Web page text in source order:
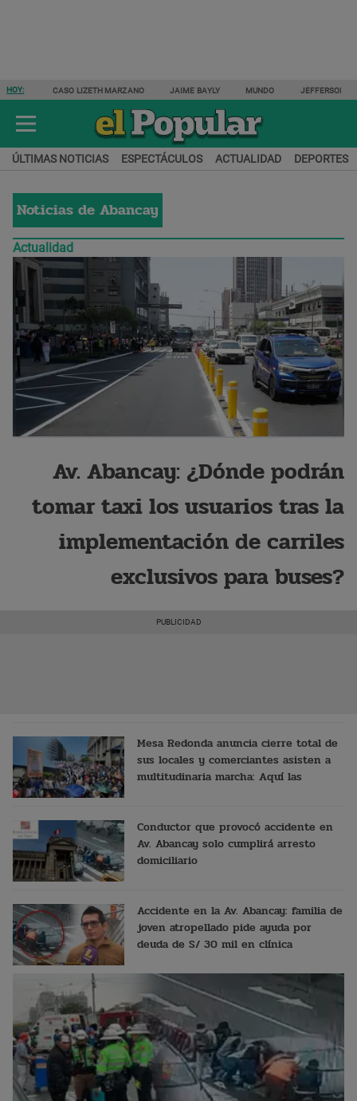
HOY: CASO LIZETH MARZANO JAIME BAYLY MUNDO JEFFERSON
ÚLTIMAS NOTICIAS ESPECTÁCULOS ACTUALIDAD DEPORTES
Noticias de Abancay
Actualidad
Av. Abancay: ¿Dónde podrán
tomar taxi los usuarios tras la
implementación de carriles
exclusivos para buses?
Mesa Redonda anuncia cierre total de
sus locales y comerciantes asisten a
multitudinaria marcha: Aquí las
Conductor que provocó accidente en
Av. Abancay solo cumplirá arresto
domiciliario
Accidente en la Av. Abancay: familia de
joven atropellado pide ayuda por
deuda de S/ 30 mil en clínica